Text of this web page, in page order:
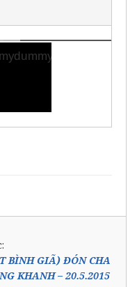
BÌNH GIÃ) ĐÓN CHA
KHANH – 20.5.2015